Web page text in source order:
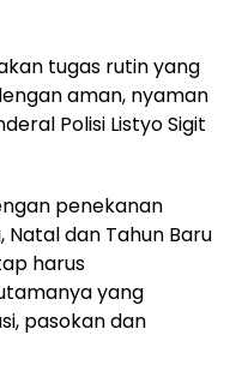
tugas rutin yang
aman, nyaman
Polisi Listyo Sigit
penekanan
Natal dan Tahun Baru
harus
yang
pasokan dan